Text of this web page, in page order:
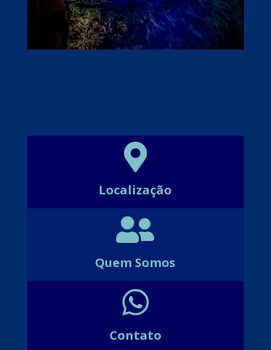

Localização

Quem Somos

Contato